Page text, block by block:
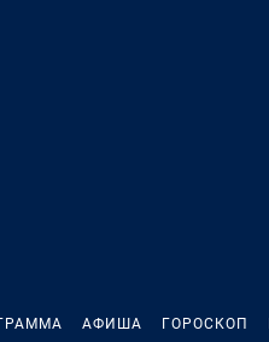
АФИША ГОРОСКОП